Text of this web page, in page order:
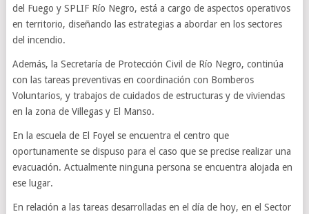
del Fuego y SPLIF Río Negro, está a cargo de aspectos operativos
en territorio, diseñando las estrategias a abordar en los sectores
del incendio.
Además, la Secretaría de Protección Civil de Río Negro, continúa
con las tareas preventivas en coordinación con Bomberos
Voluntarios, y trabajos de cuidados de estructuras y de viviendas
en la zona de Villegas y El Manso.
En la escuela de El Foyel se encuentra el centro que
oportunamente se dispuso para el caso que se precise realizar una
evacuación. Actualmente ninguna persona se encuentra alojada en
ese lugar.
En relación a las tareas desarrolladas en el día de hoy, en el Sector